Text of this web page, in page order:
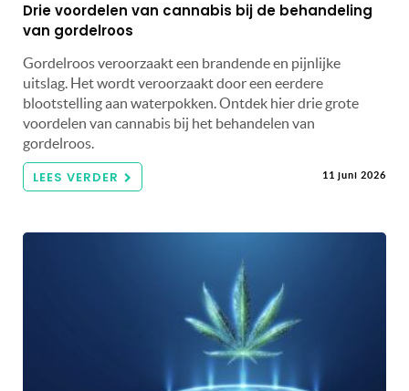
Drie voordelen van cannabis bij de behandeling
van gordelroos
Gordelroos veroorzaakt een brandende en pijnlijke
uitslag. Het wordt veroorzaakt door een eerdere
blootstelling aan waterpokken. Ontdek hier drie grote
voordelen van cannabis bij het behandelen van
gordelroos.
LEES VERDER 11 juni 2026